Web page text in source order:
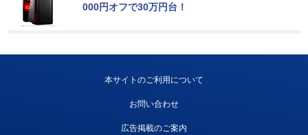
000円オフで30万円台！
本サイトのご利用について
お問い合わせ
広告掲載のご案内